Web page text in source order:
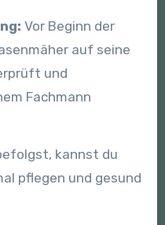
Vor Beginn der
auf seine
und
Fachmann
kannst du
pflegen und gesund